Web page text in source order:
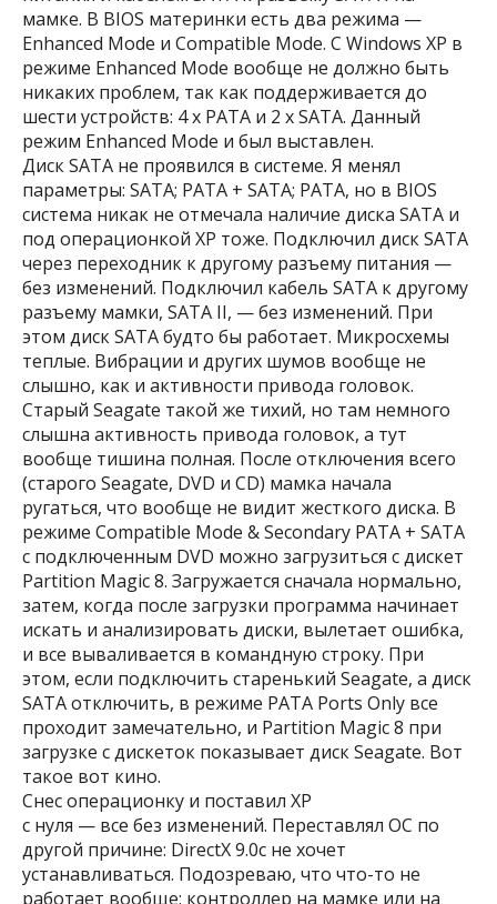
мамке. В BIOS материнки есть два режима —
Enhanced Mode и Compatible Mode. С Windows XP в
режиме Enhanced Mode вообще не должно быть
никаких проблем, так как поддерживается до
шести устройств: 4 х PATA и 2 х SATA. Данный
режим Enhanced Mode и был выставлен.
Диск SATA не проявился в системе. Я менял
параметры: SATA; PATA + SATA; PATA, но в BIOS
система никак не отмечала наличие диска SATA и
под операционкой XP тоже. Подключил диск SATA
через переходник к другому разъему питания —
без изменений. Подключил кабель SATA к другому
разъему мамки, SATA II, — без изменений. При
этом диск SATA будто бы работает. Микросхемы
теплые. Вибрации и других шумов вообще не
слышно, как и активности привода головок.
Старый Seagate такой же тихий, но там немного
слышна активность привода головок, а тут
вообще тишина полная. После отключения всего
(старого Seagate, DVD и CD) мамка начала
ругаться, что вообще не видит жесткого диска. В
режиме Compatible Mode & Secondary PATA + SATA
с подключенным DVD можно загрузиться с дискет
Partition Magic 8. Загружается сначала нормально,
затем, когда после загрузки программа начинает
искать и анализировать диски, вылетает ошибка,
и все вываливается в командную строку. При
этом, если подключить старенький Seagate, а диск
SATA отключить, в режиме PATA Ports Only все
проходит замечательно, и Partition Magic 8 при
загрузке с дискеток показывает диск Seagate. Вот
такое вот кино.
Снес операционку и поставил ХР
с нуля — все без изменений. Переставлял ОС по
другой причине: DirectX 9.0c не хочет
устанавливаться. Подозреваю, что что-то не
работает вообще: контроллер на мамке или на